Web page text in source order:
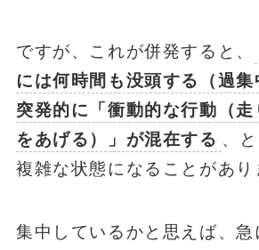
ですが、これが併発すると、
には何時間も没頭する（過集
突発的に「衝動的な行動（
をあげる）」が混在する 、
複雑な状態になることがあり
集中しているかと思えば、急